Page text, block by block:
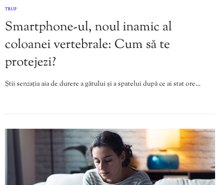
TRUP
Smartphone-ul, noul inamic al
coloanei vertebrale: Cum să te
protejezi?
Știi senzația aia de durere a gâtului și a spatelui după ce ai stat ore…